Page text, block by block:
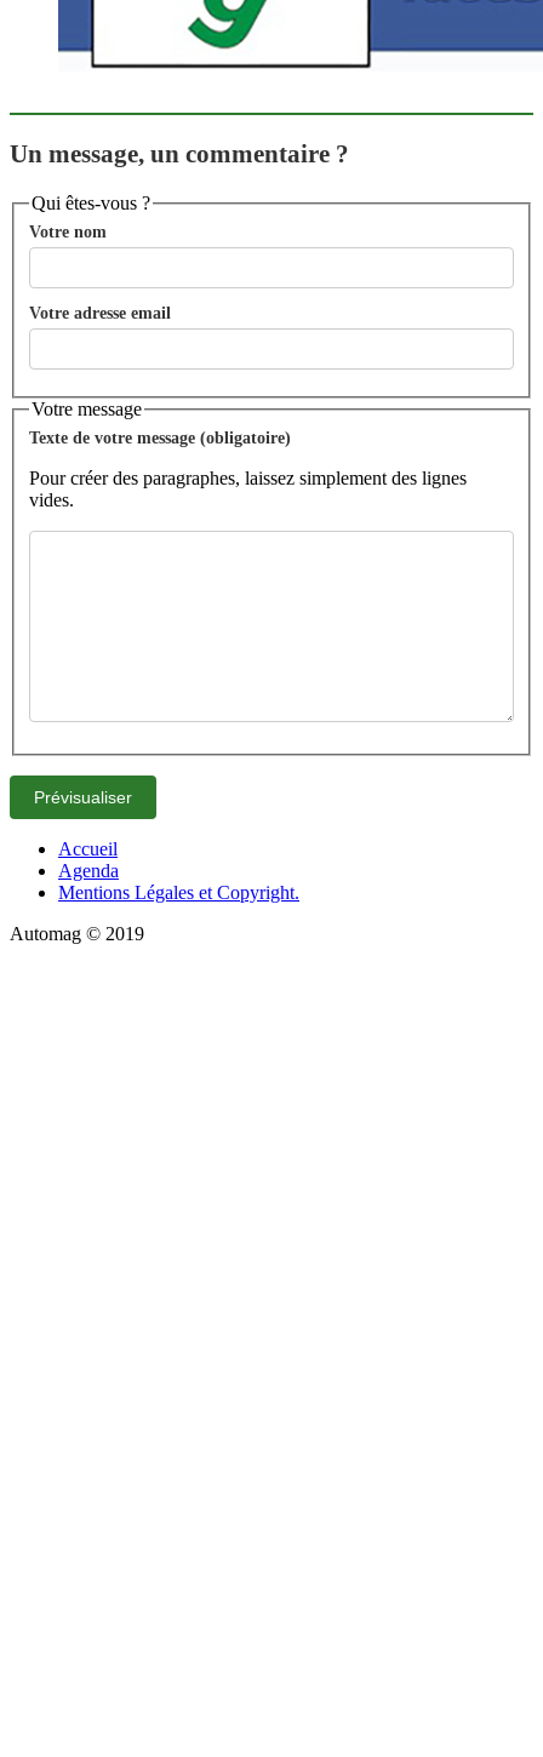
Un message, un commentaire ?
Qui êtes-vous ?
Votre nom
Votre adresse email
Votre message
Texte de votre message (obligatoire)
Pour créer des paragraphes, laissez simplement des lignes
vides.
Accueil
Agenda
Mentions Légales et Copyright.
Automag © 2019